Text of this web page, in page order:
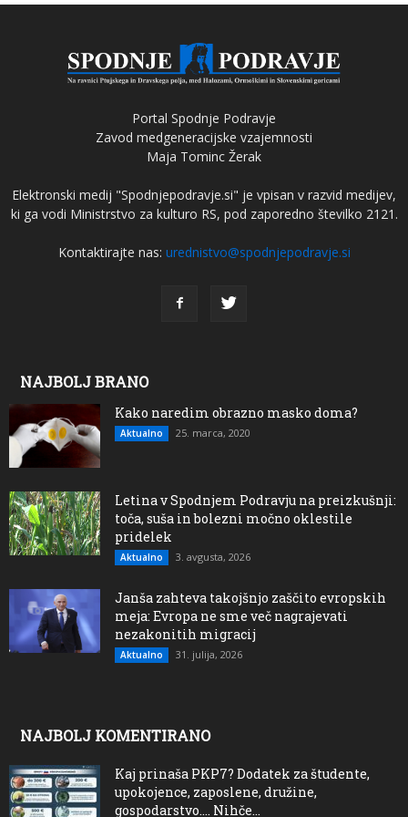
Portal Spodnje Podravje
Zavod medgeneracijske vzajemnosti
Maja Tominc Žerak
Elektronski medij "Spodnjepodravje.si" je vpisan v razvid medijev,
ki ga vodi Ministrstvo za kulturo RS, pod zaporedno številko 2121.
Kontaktirajte nas: urednistvo@spodnjepodravje.si
NAJBOLJ BRANO
Kako naredim obrazno masko doma?
Aktualno 25. marca, 2020
Letina v Spodnjem Podravju na preizkušnji:
toča, suša in bolezni močno oklestile
pridelek
Aktualno 3. avgusta, 2026
Janša zahteva takojšnjo zaščito evropskih
meja: Evropa ne sme več nagrajevati
nezakonitih migracij
Aktualno 31. julija, 2026
NAJBOLJ KOMENTIRANO
Kaj prinaša PKP7? Dodatek za študente,
upokojence, zaposlene, družine,
gospodarstvo…. Nihče...